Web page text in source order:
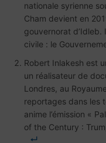
nationale syrienne
Cham devient en
gouvernorat
civile : le
Robert Inlakesh est
un réalisateur de
Londres, au
reportages dans les
anime l’émission «
of the Century :